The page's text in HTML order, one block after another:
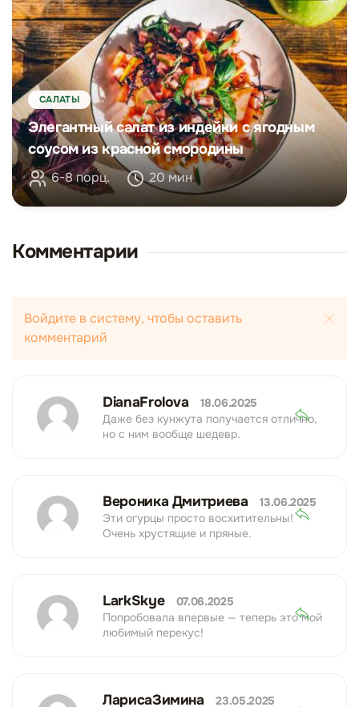
САЛАТЫ
Элегантный салат из индейки с ягодным
соусом из красной смородины
6-8 порц. 20 мин
Комментарии
Войдите в систему, чтобы оставить
комментарий
DianaFrolova
18.06.2025
Даже без кунжута получается отлично,
но с ним вообще шедевр.
Вероника Дмитриева
13.06.2025
Эти огурцы просто восхитительны!
Очень хрустящие и пряные.
LarkSkye
07.06.2025
Попробовала впервые — теперь это мой
любимый перекус!
ЛарисаЗимина
23.05.2025